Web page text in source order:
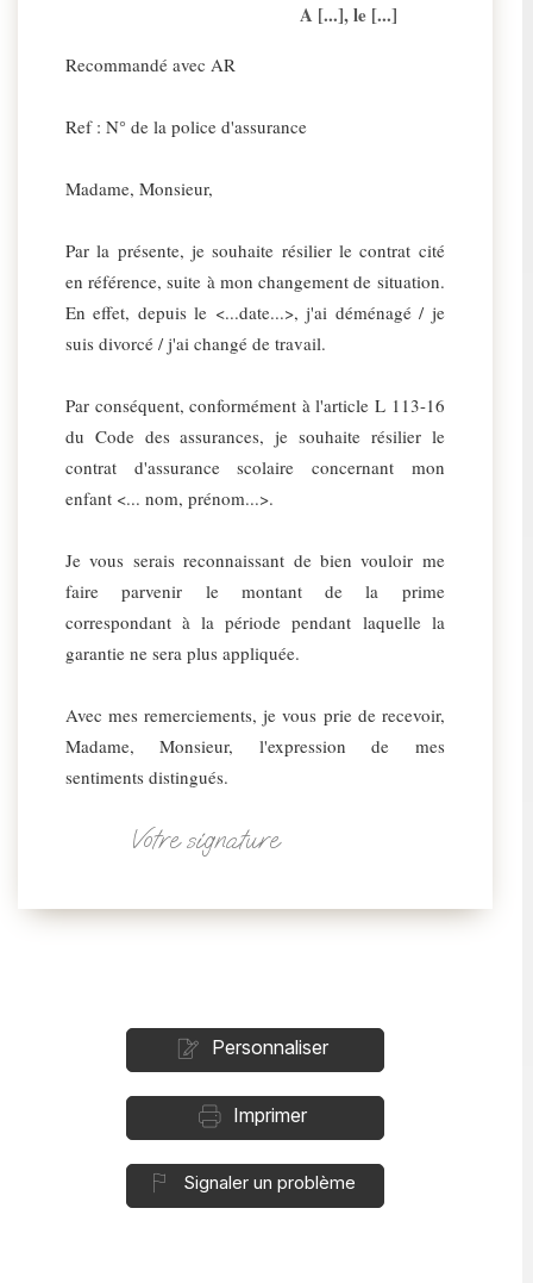
A [...], le [...]
Recommandé avec AR
Ref : N° de la police d'assurance
Madame, Monsieur,
Par la présente, je souhaite résilier le contrat cité
en référence, suite à mon changement de situation.
En effet, depuis le <...date...>, j'ai déménagé / je
suis divorcé / j'ai changé de travail.
Par conséquent, conformément à l'article L 113-16
du Code des assurances, je souhaite résilier le
contrat d'assurance scolaire concernant mon
enfant <... nom, prénom...>.
Je vous serais reconnaissant de bien vouloir me
faire parvenir le montant de la prime
correspondant à la période pendant laquelle la
garantie ne sera plus appliquée.
Avec mes remerciements, je vous prie de recevoir,
Madame, Monsieur, l'expression de mes
sentiments distingués.
Votre signature
Personnaliser
Imprimer
Signaler un problème